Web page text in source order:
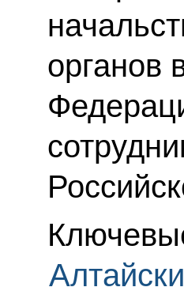
органов